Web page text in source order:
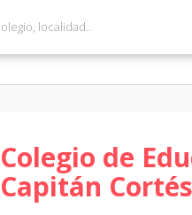
Colegio de
Capitán Cortés